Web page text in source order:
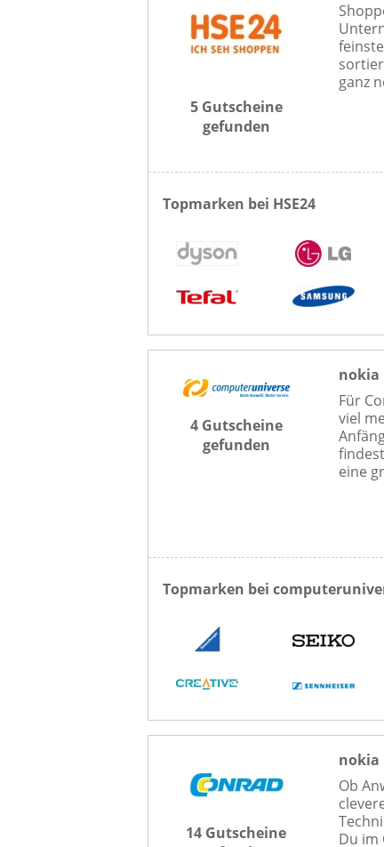
5 Gutscheine
gefunden
ganz
Topmarken bei HSE24
4 Gutscheine
gefunden
nokia
Für
viel
eine
Topmarken bei
14 Gutscheine
nokia
Ob
Du im